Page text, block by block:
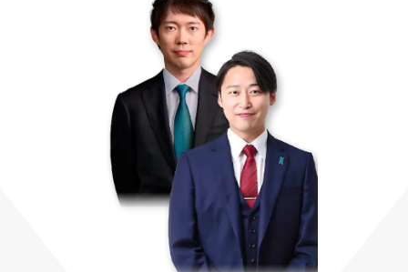
定額制採用代行・RPO『トルトルくん』
営業改善特化の動画制作『動画でカリトルくん』
定額LINE運用代行『LINEマキトルくん』
拡散付1日密着動画制作『まるごと社長』
1本無料で記事を制作『SEOトライアル』
定額制LP制作・改善『最強LP』
採用YouTubeチャンネル構築『トリトル』
YouTubeディレクター
会社概要・役員紹介
ミッション・ビジョン・バリュー
代表メッセージ（岩野圭佑）
取締役メッセージ（株本祐己）